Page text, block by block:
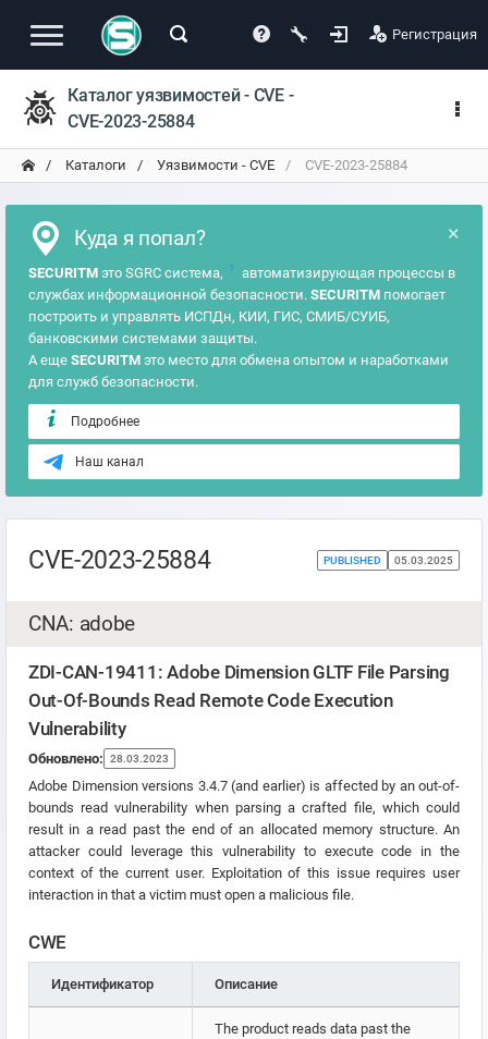
Регистрация
Каталог уязвимостей - CVE -
CVE-2023-25884
Каталоги Уязвимости - CVE CVE-2023-25884
×
Куда я попал?
SECURITM это SGRC система, ?
автоматизирующая процессы в
службах информационной безопасности. SECURITM помогает
построить и управлять ИСПДн, КИИ, ГИС, СМИБ/СУИБ,
банковскими системами защиты.
А еще SECURITM это место для обмена опытом и наработками
для служб безопасности.
Подробнее
Наш канал
CVE-2023-25884 PUBLISHED 05.03.2025
CNA: adobe
ZDI-CAN-19411: Adobe Dimension GLTF File Parsing
Out-Of-Bounds Read Remote Code Execution
Vulnerability
Обновлено: 28.03.2023
Adobe Dimension versions 3.4.7 (and earlier) is affected by an out-of-
bounds read vulnerability when parsing a crafted file, which could
result in a read past the end of an allocated memory structure. An
attacker could leverage this vulnerability to execute code in the
context of the current user. Exploitation of this issue requires user
interaction in that a victim must open a malicious file.
CWE
Идентификатор Описание
The product reads data past the